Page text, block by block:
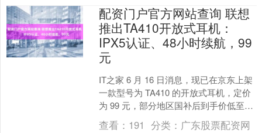
配资门户官方网站查询 联想
推出TA410开放式耳机：
IPX5认证、48小时续航，99
元
IT之家 6 月 16 日消息，现已在京东上架
一款型号为 TA410 的开放式耳机，定价
为 99 元，部分地区国补后到手价低至
79.9 元。 该耳机可选紫 /....
查看： 191 分类： 广东股票配资网